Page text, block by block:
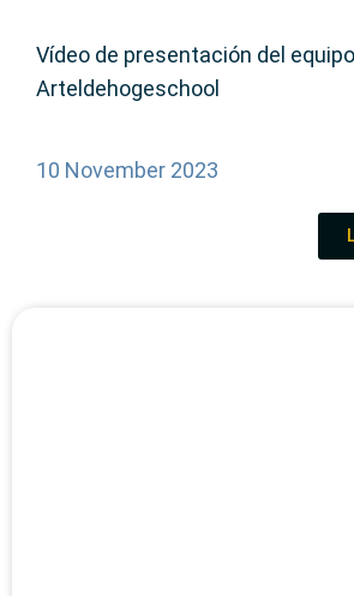
Vídeo de presentación del
Arteldehogeschool
10 November 2023